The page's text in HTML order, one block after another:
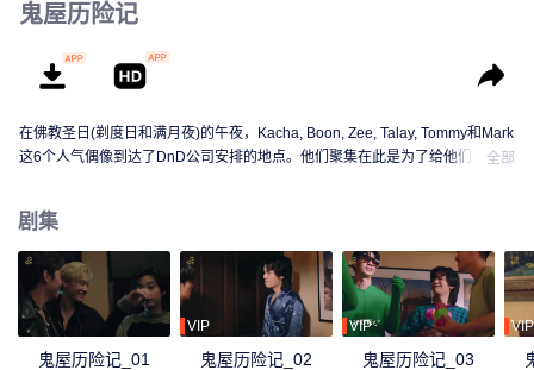
鬼屋历险记
在佛教圣日(剃度日和满月夜)的午夜，Kacha, Boon, Zee, Talay, Tommy和Mark
这6个人气偶像到达了DnD公司安排的地点。他们聚集在此是为了给他们今年第
并陷入了一系列混乱呢？超乎想象的意外情况诡异扭曲，令人捧腹，这个红砖
房里的神秘事件让着6个青年不得不开始他们的冒险，只为弄清发生在他们身上
的事情到底是真的幽灵作祟，还是只是他们的幻想……
全部
剧集
鬼屋历险记_01
VIP
鬼屋历险记_02
VIP
鬼屋历险记_03
VIP